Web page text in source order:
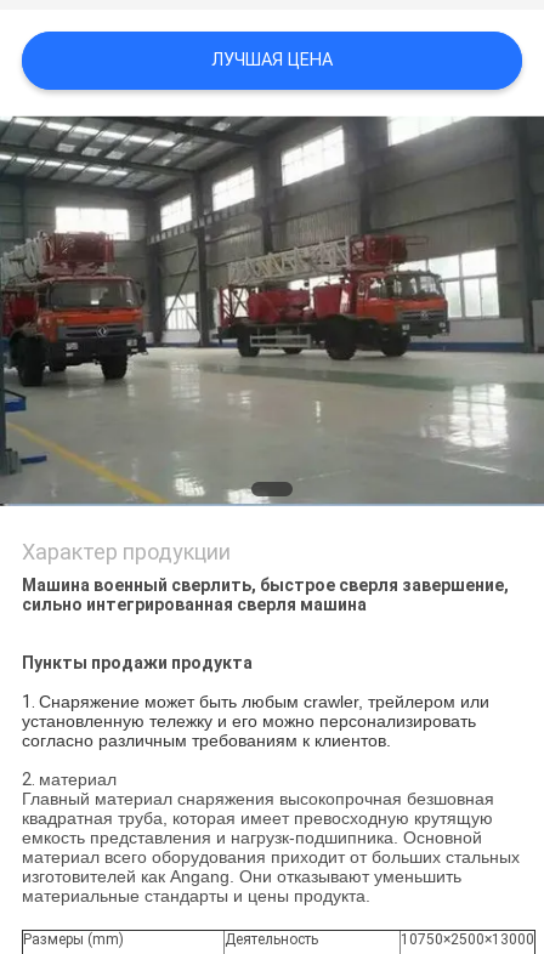
ЛУЧШАЯ ЦЕНА
Характер продукции
Машина военный сверлить, быстрое сверля завершение,
сильно интегрированная сверля машина
Пункты продажи продукта
1. Снаряжение может быть любым crawler, трейлером или
установленную тележку и его можно персонализировать
согласно различным требованиям к клиентов.
2. материал
Главный материал снаряжения высокопрочная безшовная
квадратная труба, которая имеет превосходную крутящую
емкость представления и нагрузк-подшипника. Основной
материал всего оборудования приходит от больших стальных
изготовителей как Angang. Они отказывают уменьшить
материальные стандарты и цены продукта.
Размеры (mm) Деятельность 10750×2500×13000